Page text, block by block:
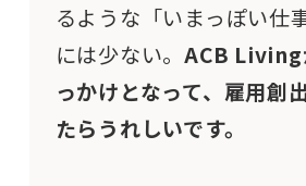
るような「いまっぽい仕
には少ない。ACB Living
っかけとなって、雇用創
たらうれしいです。